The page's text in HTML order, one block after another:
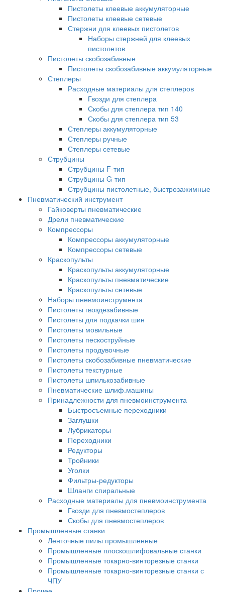
Пистолеты клеевые аккумуляторные
Пистолеты клеевые сетевые
Стержни для клеевых пистолетов
Наборы стержней для клеевых
пистолетов
Пистолеты скобозабивные
Пистолеты скобозабивные аккумуляторные
Степлеры
Расходные материалы для степлеров
Гвозди для степлера
Скобы для степлера тип 140
Скобы для степлера тип 53
Степлеры аккумуляторные
Степлеры ручные
Степлеры сетевые
Струбцины
Струбцины F-тип
Струбцины G-тип
Струбцины пистолетные, быстрозажимные
Пневматический инструмент
Гайковерты пневматические
Дрели пневматические
Компрессоры
Компрессоры аккумуляторные
Компрессоры сетевые
Краскопульты
Краскопульты аккумуляторные
Краскопульты пневматические
Краскопульты сетевые
Наборы пневмоинструмента
Пистолеты гвоздезабивные
Пистолеты для подкачки шин
Пистолеты мовильные
Пистолеты пескоструйные
Пистолеты продувочные
Пистолеты скобозабивные пневматические
Пистолеты текстурные
Пистолеты шпилькозабивные
Пневматические шлиф.машины
Принадлежности для пневмоинструмента
Быстросъемные переходники
Заглушки
Лубрикаторы
Переходники
Редукторы
Тройники
Уголки
Фильтры-редукторы
Шланги спиральные
Расходные материалы для пневмоинструмента
Гвозди для пневмостеплеров
Скобы для пневмостеплеров
Промышленные станки
Ленточные пилы промышленные
Промышленные плоскошлифовальные станки
Промышленные токарно-винторезные станки
Промышленные токарно-винторезные станки с
ЧПУ